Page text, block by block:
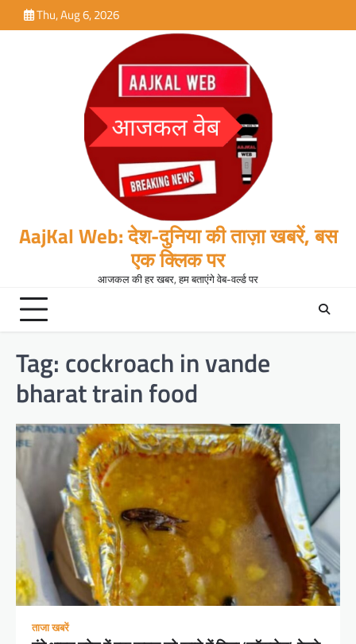
to
Thu, Aug 6, 2026
AajKal Web: देश-दुनिया की ताज़ा खबरें, बस
एक क्लिक पर
आजकल की हर खबर, हम बताएंगे वेब-वर्ल्ड पर
Tag: cockroach in vande
bharat train food
ताजा खबरें